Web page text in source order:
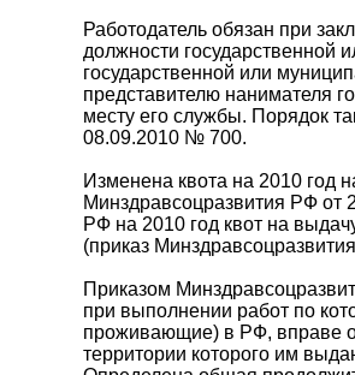
Работодатель обязан при
должности государственной
государственной или
представителю нанимателя
месту его службы. Порядок
08.09.2010 № 700.
Изменена квота на 2010 год
Минздравсоцразвития РФ от
РФ на 2010 год квот на
(приказ
Приказом
при выполнении работ по
проживающие) в РФ, вправе
территории которого им